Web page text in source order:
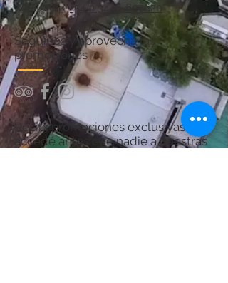
WhatsApp:+54 9 3446-607620
Seguinos y aprovechá las
promociones
Recibí promociones exclusivas y
accedé antes que nadie a nuestras